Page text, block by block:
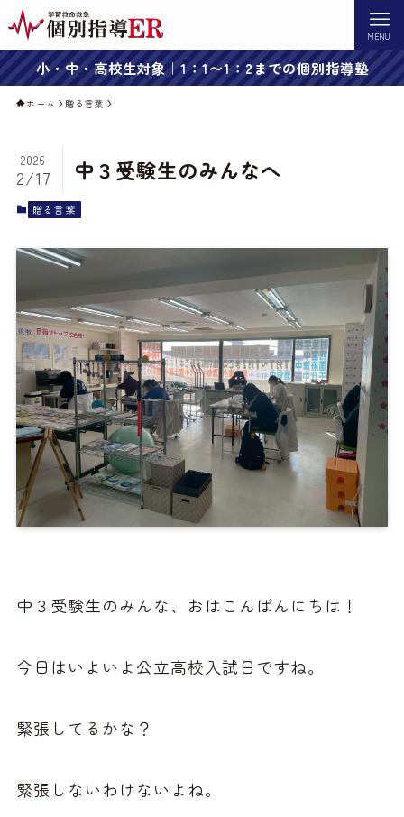
MENU
小・中・高校生対象｜1：1〜1：2までの個別指導塾
ホーム 贈る言葉
中３受験生のみんなへ
2026
2/17
贈る言葉
中３受験生のみんな、おはこんばんにちは！
今日はいよいよ公立高校入試日ですね。
緊張してるかな？
緊張しないわけないよね。